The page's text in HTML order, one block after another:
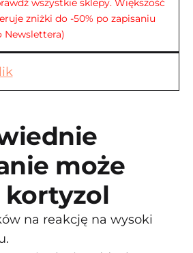
wszystkie sklepy. Większość
zniżki do -50% po zapisaniu
Newslettera)
może
kortyzol
na reakcję na wysoki